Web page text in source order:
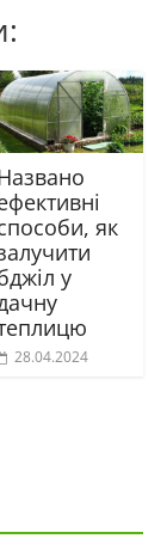
як
у
28.04.2024